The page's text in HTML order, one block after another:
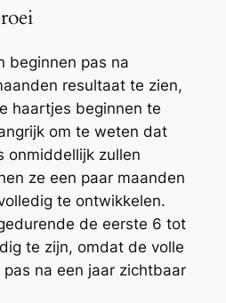
beginnen pas na
resultaat te zien,
haartjes beginnen te
om te weten dat
onmiddellijk zullen
ze een paar maanden
te ontwikkelen.
de eerste 6 tot
te zijn, omdat de volle
na een jaar zichtbaar